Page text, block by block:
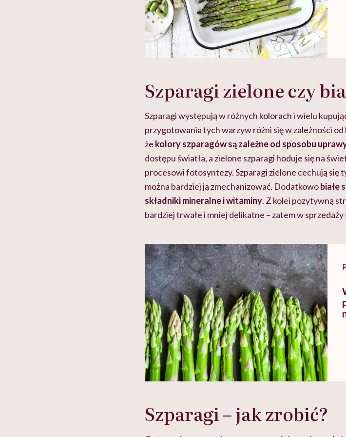
Szparagi zielone czy
Szparagi występują w różnych kolorach i wielu
przygotowania tych warzyw różni się w zależności
że kolory szparagów są zależne od sposobu
dostępu światła, a zielone szparagi hoduje się na
procesowi fotosyntezy. Szparagi zielone cechują się
można bardziej ją zmechanizować. Dodatkowobiałe
składniki mineralne i witaminy. Z kolei pozytywną
bardziej trwałe i mniej delikatne – zatem w sprzedaży
Szparagi – jak zrobić?